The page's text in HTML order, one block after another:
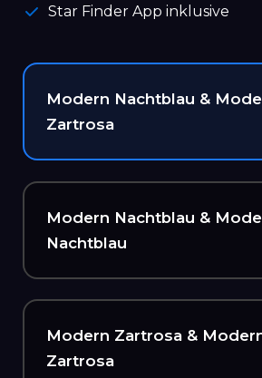
Star Finder App inklusive
Modern Nachtblau &
Zartrosa
Modern Nachtblau &
Nachtblau
Modern Zartrosa &
Zartrosa